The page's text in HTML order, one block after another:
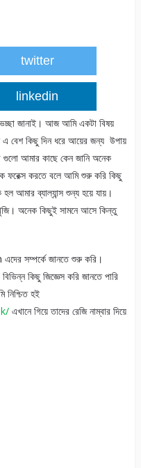
twitter
linkedin
জানাই। আজ আমি একটা বিষয়
বেশ কিছু দিন ধরে আয়ের জন্য উপায়
আমার কাছে কেন জানি অনেক
ফরেক্স করতে বলে আমি শুরু করি কিছু
আমার ব্যাল্যান্স শুন্য হয়ে যায়।
অনেক কিছুই সামনে আসে কিন্তু
সম্পর্কে জানতে শুরু করি।
কিছু জিজ্ঞেস করি জানতে পারি
নিশ্চিত হই
এখানে গিয়ে তাদের রেজি নাম্বার দিয়ে